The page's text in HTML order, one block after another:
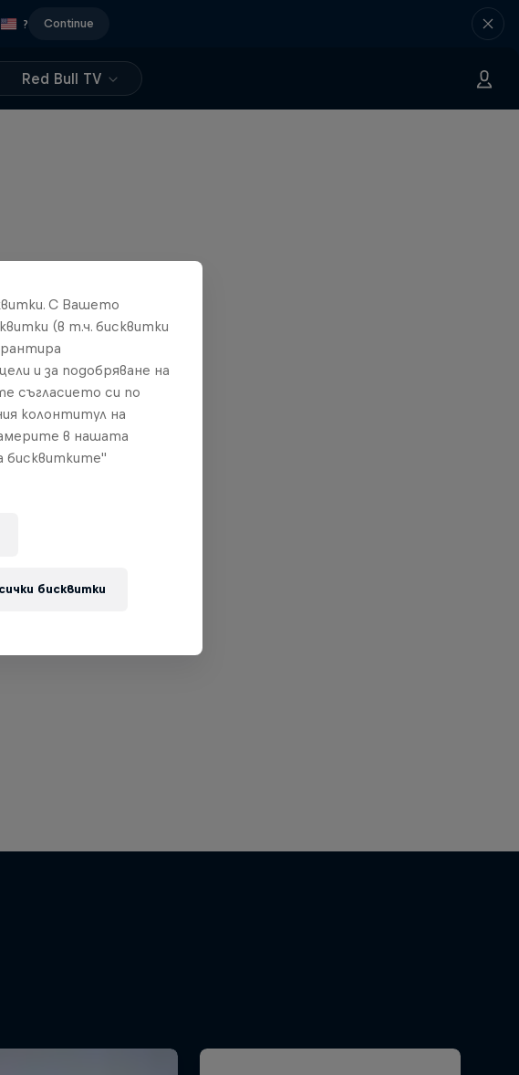
? Continue
Red Bull TV
С Вашето
(в т.ч. бисквитки
и за подобряване на
съгласието си по
колонтитул на
в нашата
бисквитките"
бисквитки